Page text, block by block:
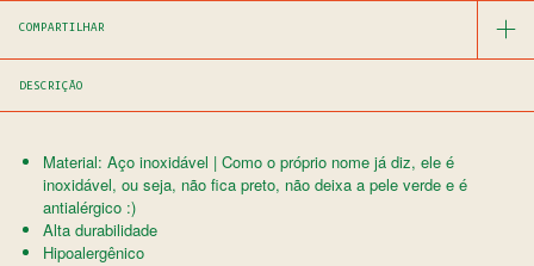
COMPARTILHAR
DESCRIÇÃO
Material: Aço inoxidável | Como o próprio nome já diz, ele é
inoxidável, ou seja, não fica preto, não deixa a pele verde e é
antialérgico :)
Alta durabilidade
Hipoalergênico